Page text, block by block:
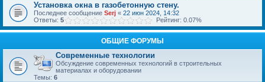
Установка окна в газобетонную стену.
Последнее сообщение Serj « 22 июн 2024, 14:32
Ответы: 5 Рейтинг: 0.07%
ОБЩИЕ ФОРУМЫ
Современные технологии
Обсуждение современных технологий в строительных
материалах и оборудовании
Темы: 6